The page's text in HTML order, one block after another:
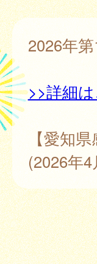
2026年
>>詳細
【愛知
(2026年